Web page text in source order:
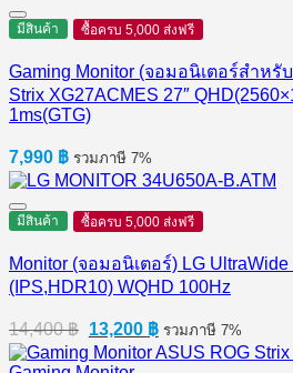
มีสินค้า ซื้อครบ 5,000 ส่งฟรี
Gaming Monitor (จอมอนิเตอร์สำหรั
Strix XG27ACMES 27″
1ms(GTG)
7,990 ฿ รวมภาษี 7%
มีสินค้า ซื้อครบ 5,000 ส่งฟรี
Monitor (จอมอนิเตอร์) LG UltraWide
(IPS,HDR10) WQHD 100Hz
14,400฿ Original
price
was:
13,200 ฿Current
price
is:
รวมภาษี 7%